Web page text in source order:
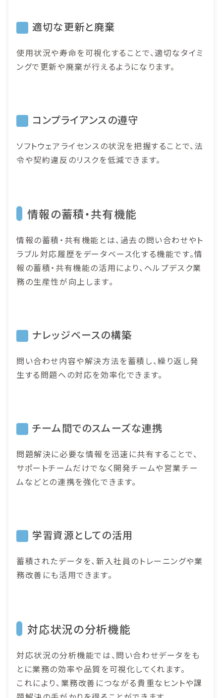
適切な更新と廃棄
使用状況や寿命を可視化することで、適切なタイミ
ングで更新や廃棄が行えるようになります。
コンプライアンスの遵守
ソフトウェアライセンスの状況を把握することで、法
令や契約違反のリスクを低減できます。
情報の蓄積・共有機能
情報の蓄積・共有機能とは、過去の問い合わせやト
ラブル対応履歴をデータベース化する機能です。情
報の蓄積・共有機能の活用により、ヘルプデスク業
務の生産性が向上します。
ナレッジベースの構築
問い合わせ内容や解決方法を蓄積し、繰り返し発
生する問題への対応を効率化できます。
チーム間でのスムーズな連携
問題解決に必要な情報を迅速に共有することで、
サポートチームだけでなく開発チームや営業チー
ムなどとの連携を強化できます。
学習資源としての活用
蓄積されたデータを、新入社員のトレーニングや業
務改善にも活用できます。
対応状況の分析機能
対応状況の分析機能では、問い合わせデータをも
とに業務の効率や品質を可視化してくれます。
これにより、業務改善につながる貴重なヒントや課